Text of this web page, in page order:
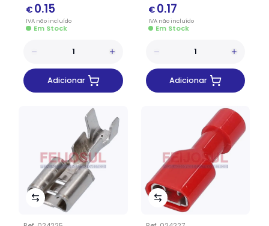
€ 0.15
IVA nãoincluído
Em Stock
Adicionar
€ 0.17
IVA nãoincluído
Em Stock
Adicionar